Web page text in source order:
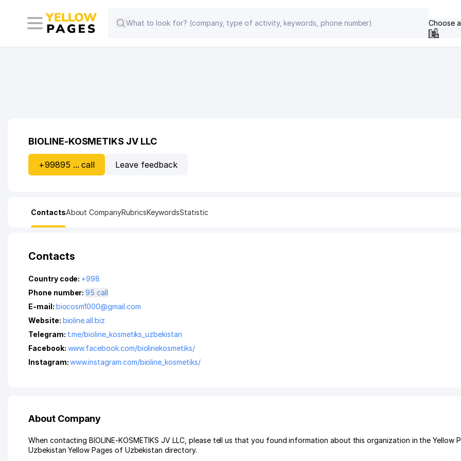
Choose
BIOLINE-KOSMETIKS JV LLC
+99895 ... call Leave feedback
ContactsAbout CompanyRubricsKeywordsStatistic
Contacts
Country code: +998
Phone number:
95 call
E-mail: biocosm1000@gmail.com
Website: bioline.all.biz
Telegram: t.me/bioline_kosmetiks_uzbekistan
Facebook: www.facebook.com/biolinekosmetiks/
Instagram:www.instagram.com/bioline_kosmetiks/
About Company
When contacting BIOLINE-KOSMETIKS JV LLC, please tell us that you found information about this organization in the Yellow
Uzbekistan Yellow Pages of Uzbekistan directory.